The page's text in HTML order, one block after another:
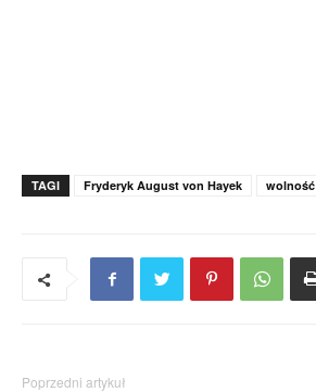
TAGI Fryderyk August von Hayek wolność
Poprzedni artykuł